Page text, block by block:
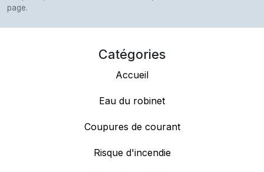
page.
Catégories
Accueil
Eau du robinet
Coupures de courant
Risque d'incendie